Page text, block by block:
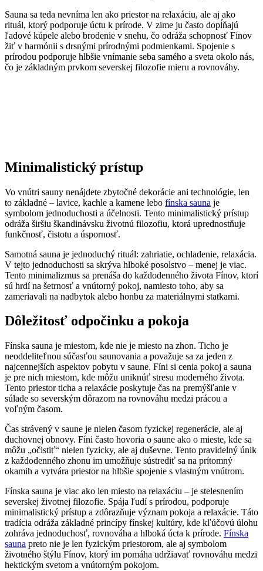
Sauna sa teda nevníma len ako priestor na relaxáciu, ale aj ako
rituál, ktorý podporuje úctu k prírode. V zime ju často dopĺňajú
ľadové kúpele alebo brodenie v snehu, čo odráža schopnosť Fínov
žiť v harmónii s drsnými prírodnými podmienkami. Spojenie s
prírodou podporuje hlbšie vnímanie seba samého a sveta okolo nás,
čo je základným prvkom severskej filozofie mieru a rovnováhy.
Minimalistický prístup
Vo vnútri sauny nenájdete zbytočné dekorácie ani technológie, len
to základné – lavice, kachle a kamene lebo fínska sauna je
symbolom jednoduchosti a účelnosti. Tento minimalistický prístup
odráža širšiu škandinávsku životnú filozofiu, ktorá uprednostňuje
funkčnosť, čistotu a úspornosť.
Samotná sauna je jednoduchý rituál: zahriatie, ochladenie, relaxácia.
V tejto jednoduchosti sa skrýva hlboké posolstvo – menej je viac.
Tento minimalizmus sa prenáša do každodenného života Fínov, ktorí
sú hrdí na šetrnosť a vnútorný pokoj, namiesto toho, aby sa
zameriavali na nadbytok alebo honbu za materiálnymi statkami.
Dôležitosť odpočinku a pokoja
Fínska sauna je miestom, kde nie je miesto na zhon. Ticho je
neoddeliteľnou súčasťou saunovania a považuje sa za jeden z
najcennejších aspektov pobytu v saune. Fíni si cenia pokoj a sauna
je pre nich miestom, kde môžu uniknúť stresu moderného života.
Tento priestor ticha a relaxácie poskytuje čas na premýšľanie v
súlade so severským dôrazom na rovnováhu medzi prácou a
voľným časom.
Čas strávený v saune je nielen časom fyzickej regenerácie, ale aj
duchovnej obnovy. Fíni často hovoria o saune ako o mieste, kde sa
môžu „očistiť“ nielen fyzicky, ale aj duševne. Tento pravidelný únik
z každodenného zhonu im umožňuje sústrediť sa na prítomný
okamih a vytvára priestor na hlbšie spojenie s vlastným vnútrom.
Fínska sauna je viac ako len miesto na relaxáciu – je stelesnením
severskej životnej filozofie. Spája ľudí s prírodou, podporuje
minimalistický prístup a zdôrazňuje význam pokoja a relaxácie. Táto
tradícia odráža základné princípy fínskej kultúry, kde kľúčovú úlohu
zohráva jednoduchosť, rovnováha a hlboká úcta k prírode. Fínska
sauna preto nie je len fyzickým priestorom, ale aj symbolom
životného štýlu Fínov, ktorý im pomáha udržiavať rovnováhu medzi
hektickým svetom a vnútorným pokojom.